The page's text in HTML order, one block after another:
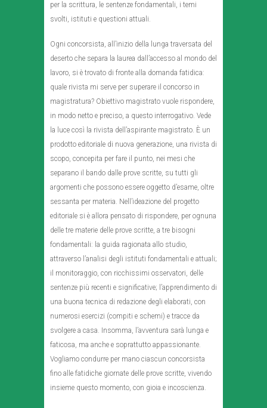
per la scrittura, le sentenze fondamentali, i temi
svolti, istituti e questioni attuali.
Ogni concorsista, all’inizio della lunga traversata del
deserto che separa la laurea dall’accesso al mondo del
lavoro, si è trovato di fronte alla domanda fatidica:
quale rivista mi serve per superare il concorso in
magistratura? Obiettivo magistrato vuole rispondere,
in modo netto e preciso, a questo interrogativo. Vede
la luce così la rivista dell’aspirante magistrato. È un
prodotto editoriale di nuova generazione, una rivista di
scopo, concepita per fare il punto, nei mesi che
separano il bando dalle prove scritte, su tutti gli
argomenti che possono essere oggetto d’esame, oltre
sessanta per materia. Nell’ideazione del progetto
editoriale si è allora pensato di rispondere, per ognuna
delle tre materie delle prove scritte, a tre bisogni
fondamentali: la guida ragionata allo studio,
attraverso l’analisi degli istituti fondamentali e attuali;
il monitoraggio, con ricchissimi osservatori, delle
sentenze più recenti e significative; l’apprendimento di
una buona tecnica di redazione degli elaborati, con
numerosi esercizi (compiti e schemi) e tracce da
svolgere a casa. Insomma, l’avventura sarà lunga e
faticosa, ma anche e soprattutto appassionante.
Vogliamo condurre per mano ciascun concorsista
fino alle fatidiche giornate delle prove scritte, vivendo
insieme questo momento, con gioia e incoscienza.